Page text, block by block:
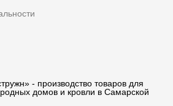
- производство товаров для
домов и кровли в Самарской